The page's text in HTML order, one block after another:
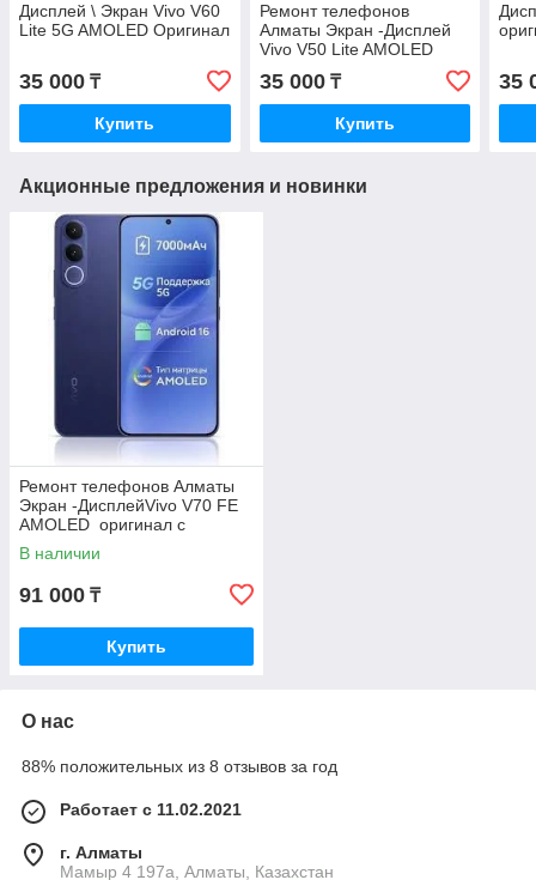
Дисплей \ Экран Vivo V60
Lite 5G AMOLED Оригинал
35 000 ₸
Купить
Ремонт телефонов
Алматы Экран -Дисплей
Vivo V50 Lite AMOLED
Оригинал с Гарантией
35 000₸
Купить
35
Акционные предложения и новинки
Ремонт телефонов Алматы
Экран -ДисплейVivo V70 FE
AMOLED оригинал с
Гарантией
В наличии
91 000 ₸
Купить
О нас
88% положительных из 8 отзывов за год
Работает с 11.02.2021
г. Алматы
Мамыр 4 197а, Алматы, Казахстан